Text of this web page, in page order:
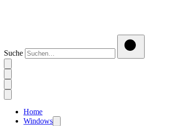
Suche
Home
Windows